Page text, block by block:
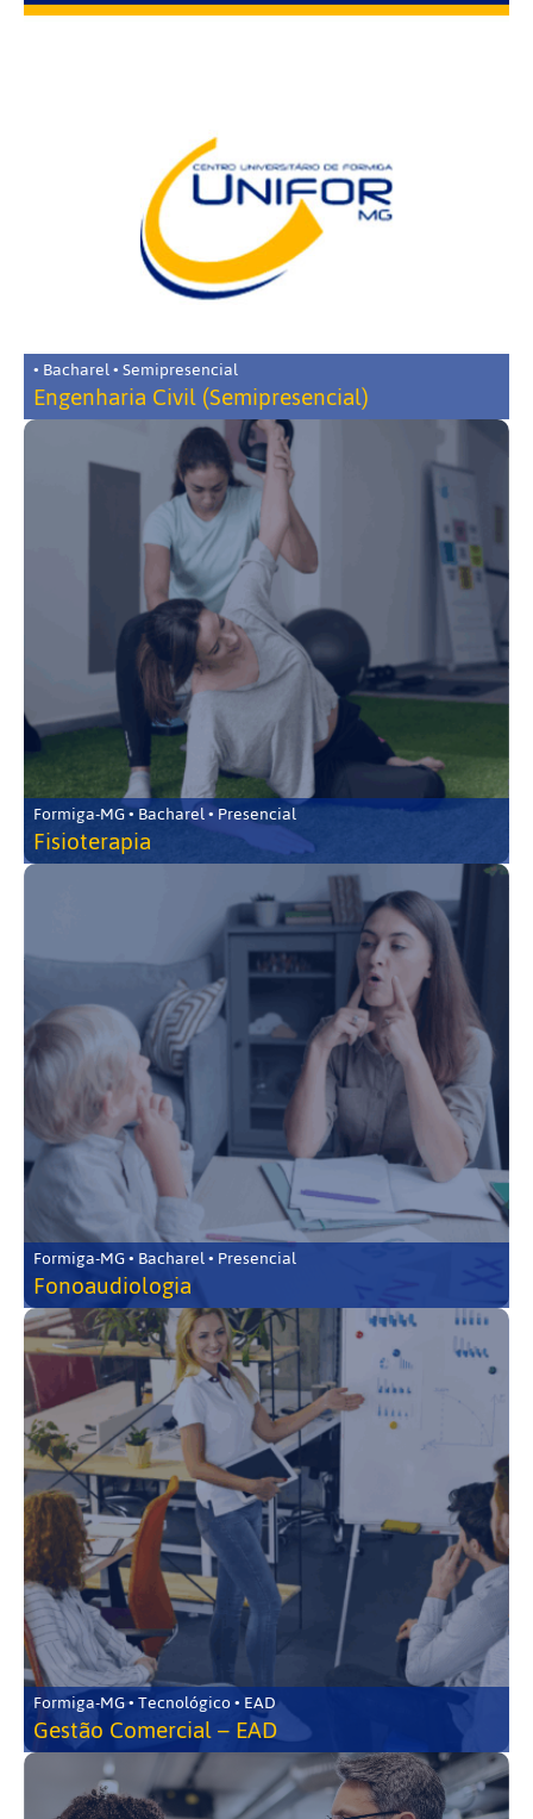
• Bacharel • Semipresencial
Engenharia Civil (Semipresencial)
Formiga-MG • Bacharel • Presencial
Fisioterapia
Formiga-MG • Bacharel • Presencial
Fonoaudiologia
Formiga-MG • Tecnológico • EAD
Gestão Comercial – EAD